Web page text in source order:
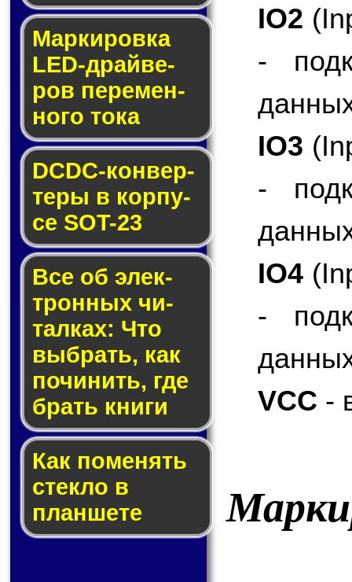
Маркировка
LED-драй­ве­
ров пе­ре­мен­
но­го то­ка
DCDC-кон­вер­
те­ры в кор­пу­
се SOT-23
Все об элек­
трон­ных чи­
тал­ках: Что
выб­рать, как
по­чи­нить, где
брать кни­ги
Как по­ме­нять
стек­ло в
планшете
IO2
-
IO3
-
IO4
-
VCC -